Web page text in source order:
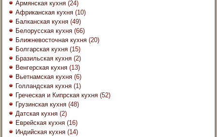
Армянская кухня (24)
Африканская кухня (10)
Балканская кухня (49)
Белорусская кухня (66)
Ближневосточная кухня (20)
Болгарская кухня (15)
Бразильская кухня (2)
Венгерская кухня (13)
Вьетнамская кухня (6)
Голландская кухня (1)
Греческая и Кипрская кухня (52)
Грузинская кухня (48)
Датская кухня (2)
Еврейская кухня (16)
Индийская кухня (14)